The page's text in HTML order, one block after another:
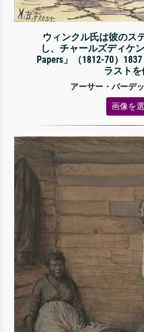
ウィンクル氏は彼のス
し、チャールズディケ
Papers」（1812-70）
ラストを
アーサー・バーデ
画像を